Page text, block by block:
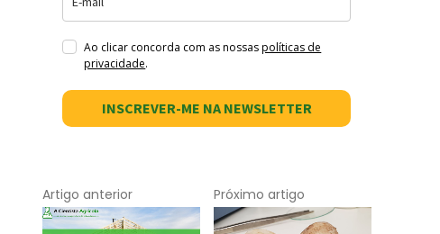
Ao clicar concorda com as nossaspolíticas de
privacidade.
INSCREVER-ME NA NEWSLETTER
Artigo anterior Próximo artigo